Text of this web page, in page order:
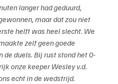
langer had geduurd,
maar dat zou niet
helft was heel slecht. We
zelf geen goede
de duels. Bij rust stond het 0-
onze keeper Wesley v.d.
echt in de wedstrijd.